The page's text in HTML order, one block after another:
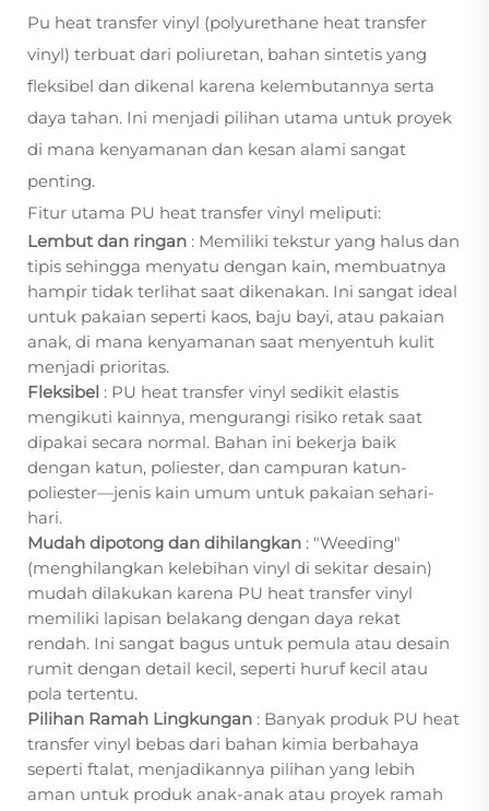
Pu heat transfer vinyl (polyurethane heat transfer
vinyl) terbuat dari poliuretan, bahan sintetis yang
fleksibel dan dikenal karena kelembutannya serta
daya tahan. Ini menjadi pilihan utama untuk proyek
di mana kenyamanan dan kesan alami sangat
penting.
Fitur utama PU heat transfer vinyl meliputi:
Lembut dan ringan : Memiliki tekstur yang halus dan
tipis sehingga menyatu dengan kain, membuatnya
hampir tidak terlihat saat dikenakan. Ini sangat ideal
untuk pakaian seperti kaos, baju bayi, atau pakaian
anak, di mana kenyamanan saat menyentuh kulit
menjadi prioritas.
Fleksibel : PU heat transfer vinyl sedikit elastis
mengikuti kainnya, mengurangi risiko retak saat
dipakai secara normal. Bahan ini bekerja baik
dengan katun, poliester, dan campuran katun-
poliester—jenis kain umum untuk pakaian sehari-
hari.
Mudah dipotong dan dihilangkan : "Weeding"
(menghilangkan kelebihan vinyl di sekitar desain)
mudah dilakukan karena PU heat transfer vinyl
memiliki lapisan belakang dengan daya rekat
rendah. Ini sangat bagus untuk pemula atau desain
rumit dengan detail kecil, seperti huruf kecil atau
pola tertentu.
Pilihan Ramah Lingkungan : Banyak produk PU heat
transfer vinyl bebas dari bahan kimia berbahaya
seperti ftalat, menjadikannya pilihan yang lebih
aman untuk produk anak-anak atau proyek ramah